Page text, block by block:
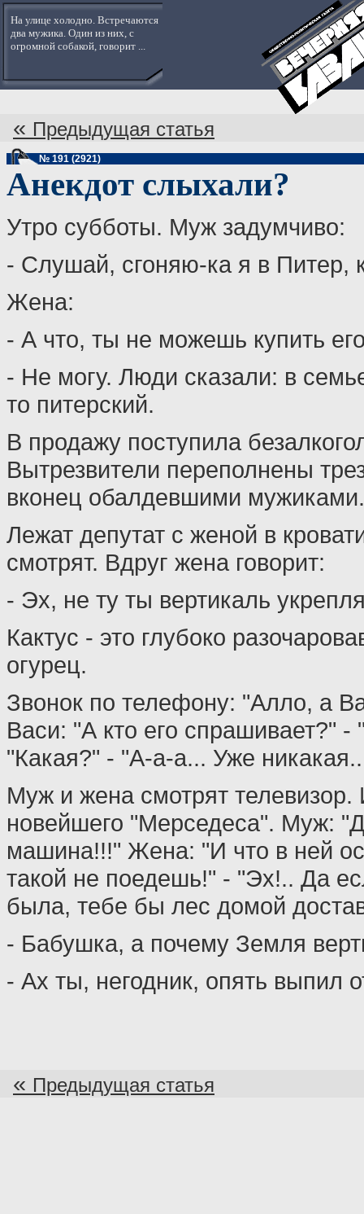
На улице холодно. Встречаются
два мужика. Один из них, с
огромной собакой, говорит ...
« Предыдущая статья
№ 191 (2921)
Анекдот слыхали?
Утро субботы. Муж задумчиво:
- Слушай, сгоняю-ка я в Питер,
Жена:
- А что, ты не можешь купить
- Не могу. Люди сказали: в
то питерский.
В продажу поступила
Вытрезвители переполнены
вконец обалдевшими мужиками.
Лежат депутат с женой в
смотрят. Вдруг жена говорит:
- Эх, не ту ты вертикаль
Кактус - это глубоко
огурец.
Звонок по телефону: "Алло, а
Васи: "А кто его спрашивает?" -
"Какая?" - "А-а-а... Уже
Муж и жена смотрят телевизор.
новейшего "Мерседеса". Муж:
машина!!!" Жена: "И что в ней
такой не поедешь!" - "Эх!.. Да
была, тебе бы лес домой
- Бабушка, а почему Земля
- Ах ты, негодник, опять выпил
« Предыдущая статья